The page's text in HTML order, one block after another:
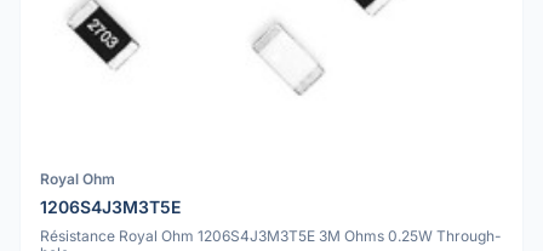
Royal Ohm
1206S4J3M3T5E
Résistance Royal Ohm 1206S4J3M3T5E 3M Ohms 0.25W Through-